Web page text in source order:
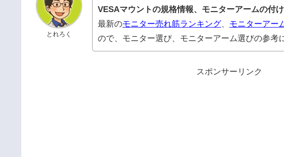
とれろく
VESAマウントの規格情報、モニターアームの付
最新のモニター売れ筋ランキング、 モニターアー
ので、モニター選び、モニターアーム選びの参考
スポンサーリンク